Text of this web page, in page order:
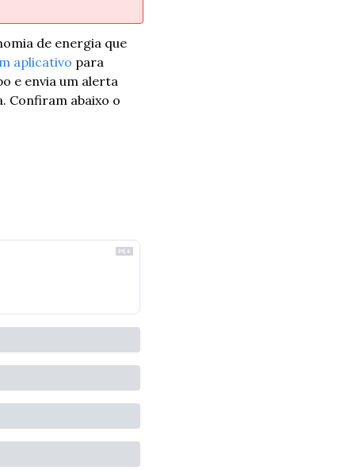
de energia que
aplicativo para
e envia um alerta
Confiram abaixo o